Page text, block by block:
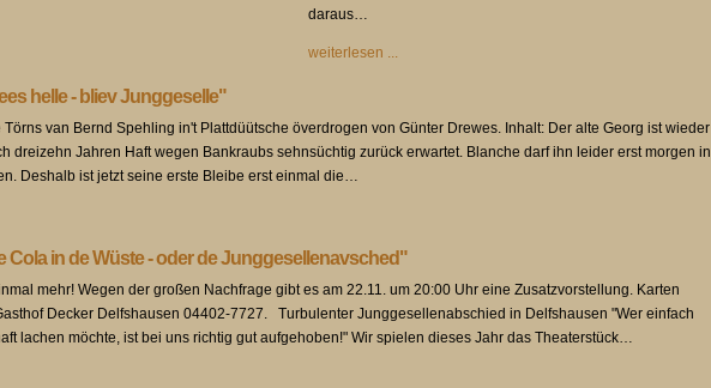
daraus…
weiterlesen ...
helle - bliev Junggeselle"
van Bernd Spehling in't Plattdüütsche överdrogen von Günter Drewes. Inhalt: Der alte Georg ist wieder
dreizehn Jahren Haft wegen Bankraubs sehnsüchtig zurück erwartet. Blanche darf ihn leider erst morgen in
Deshalb ist jetzt seine erste Bleibe erst einmal die…
Cola in de Wüste - oder de Junggesellenavsched"
mehr! Wegen der großen Nachfrage gibt es am 22.11. um 20:00 Uhr eine Zusatzvorstellung. Karten
Decker Delfshausen 04402-7727. Turbulenter Junggesellenabschied in Delfshausen "Wer einfach
lachen möchte, ist bei uns richtig gut aufgehoben!" Wir spielen dieses Jahr das Theaterstück…